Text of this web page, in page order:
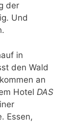
der
Und
in
den Wald
an
Hotel DAS
Essen,